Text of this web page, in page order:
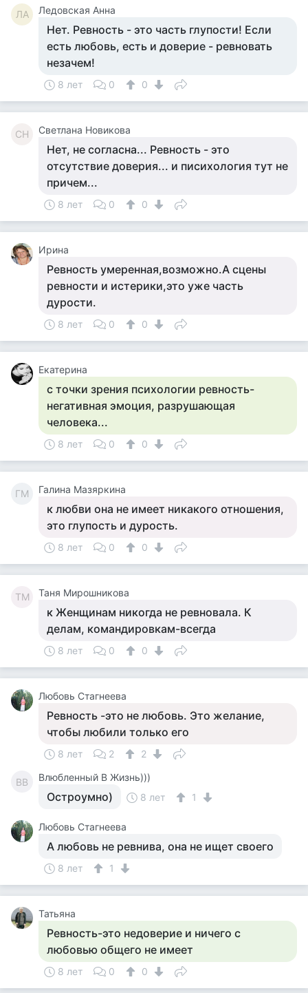
ЛА Ледовская Анна
Нет. Ревность - это часть глупости! Если
есть любовь, есть и доверие - ревновать
незачем!
8 лет 0 0
СН Светлана Новикова
Нет, не согласна... Ревность - это
отсутствие доверия... и писихология тут не
причем...
8 лет 0 0
Ирина
Ревность умеренная,возможно.А сцены
ревности и истерики,это уже часть
дурости.
8 лет 0 0
Екатерина
с точки зрения психологии ревность-
негативная эмоция, разрушающая
человека...
8 лет 0 0
ГМ Галина Мазяркина
к любви она не имеет никакого отношения,
это глупость и дурость.
8 лет 0 0
ТМ Таня Мирошникова
к Женщинам никогда не ревновала. К
делам, командировкам-всегда
8 лет 0 0
Любовь Стагнеева
Ревность -это не любовь. Это желание,
чтобы любили только его
8 лет 2 2
ВВ Влюбленный В Жизнь)))
Остроумно) 8 лет 1
Любовь Стагнеева
А любовь не ревнива, она не ищет своего
8 лет 1
Татьяна
Ревность-это недоверие и ничего с
любовью общего не имеет
8 лет 0 0